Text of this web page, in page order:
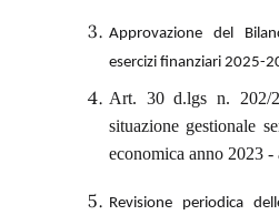
Approvazione del
esercizi finanziari 2025-
Art. 30 d.lgs n. 202/
situazione gestionale
economica anno 2023
Revisione periodica